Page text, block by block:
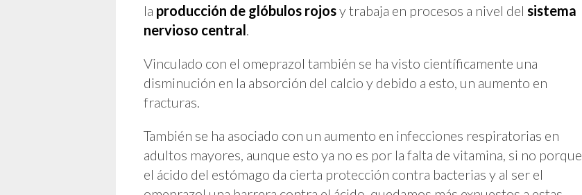
la producción de glóbulos rojosy trabaja en procesos a nivel del sistema
nervioso central
Vinculado con el omeprazol también se ha visto científicamente una
disminución en la absorción del calcio y debido a esto, un aumento en
fracturas.
También se ha asociado con un aumento en infecciones respiratorias en
adultos mayores, aunque esto ya no es por la falta de vitamina, si no porque
el ácido del estómago da cierta protección contra bacterias y al ser el